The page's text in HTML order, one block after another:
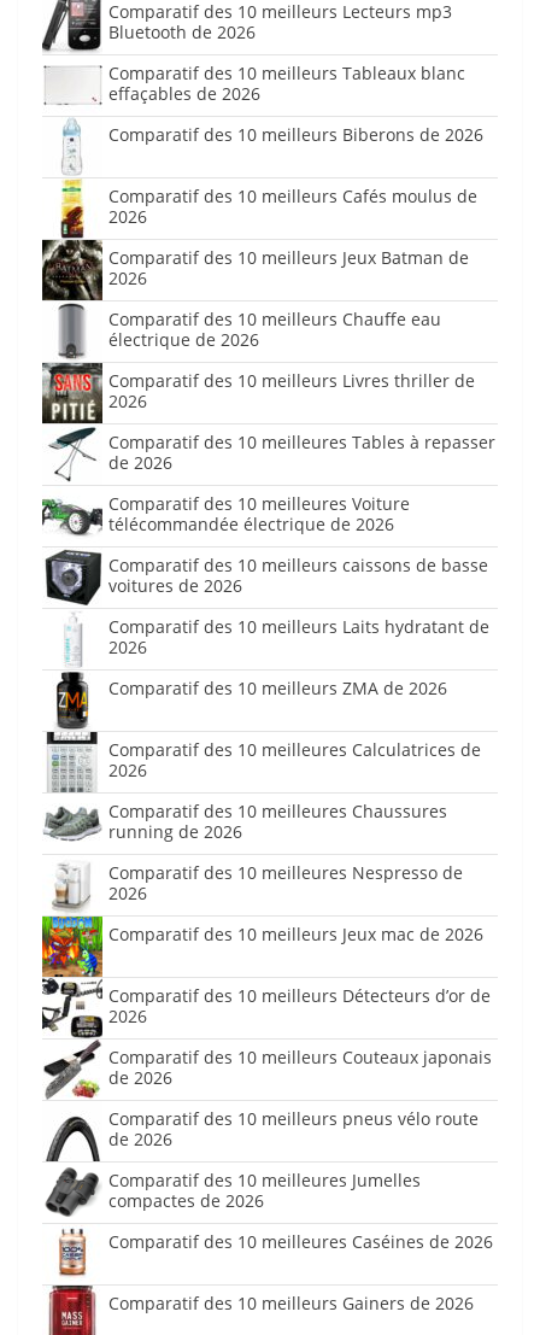
Comparatif des 10 meilleurs Lecteurs mp3
Bluetooth de 2026
Comparatif des 10 meilleurs Tableaux blanc
effaçables de 2026
Comparatif des 10 meilleurs Biberons de 2026
Comparatif des 10 meilleurs Cafés moulus de
2026
Comparatif des 10 meilleurs Jeux Batman de
2026
Comparatif des 10 meilleurs Chauffe eau
électrique de 2026
Comparatif des 10 meilleurs Livres thriller de
2026
Comparatif des 10 meilleures Tables à repasser
de 2026
Comparatif des 10 meilleures Voiture
télécommandée électrique de 2026
Comparatif des 10 meilleurs caissons de basse
voitures de 2026
Comparatif des 10 meilleurs Laits hydratant de
2026
Comparatif des 10 meilleurs ZMA de 2026
Comparatif des 10 meilleures Calculatrices de
2026
Comparatif des 10 meilleures Chaussures
running de 2026
Comparatif des 10 meilleures Nespresso de
2026
Comparatif des 10 meilleurs Jeux mac de 2026
Comparatif des 10 meilleurs Détecteurs d’or de
2026
Comparatif des 10 meilleurs Couteaux japonais
de 2026
Comparatif des 10 meilleurs pneus vélo route
de 2026
Comparatif des 10 meilleures Jumelles
compactes de 2026
Comparatif des 10 meilleures Caséines de 2026
Comparatif des 10 meilleurs Gainers de 2026